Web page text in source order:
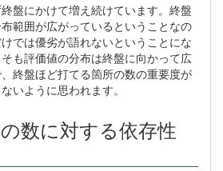
盤にかけて増え続けています。終盤
範囲が広がっているということなの
では優劣が語れないということにな
も評価値の分布は終盤に向かって広
終盤ほど打てる箇所の数の重要度が
いように思われます。
数に対する依存性